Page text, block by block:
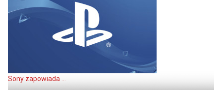
Sony zapowiada ...